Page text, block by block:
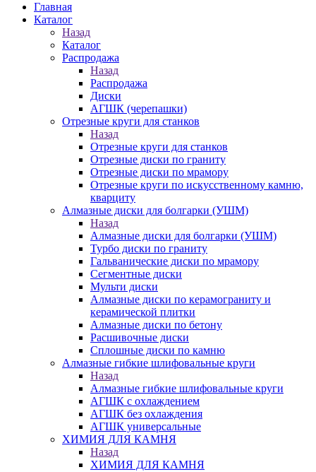
Главная
Каталог
Назад
Каталог
Распродажа
Назад
Распродажа
Диски
АГШК (черепашки)
Отрезные круги для станков
Назад
Отрезные круги для станков
Отрезные диски по граниту
Отрезные диски по мрамору
Отрезные круги по искусственному камню,
кварциту
Алмазные диски для болгарки (УШМ)
Назад
Алмазные диски для болгарки (УШМ)
Турбо диски по граниту
Гальванические диски по мрамору
Сегментные диски
Мульти диски
Алмазные диски по керамограниту и
керамической плитки
Алмазные диски по бетону
Расшивочные диски
Сплошные диски по камню
Алмазные гибкие шлифовальные круги
Назад
Алмазные гибкие шлифовальные круги
АГШК с охлаждением
АГШК без охлаждения
АГШК универсальные
ХИМИЯ ДЛЯ КАМНЯ
Назад
ХИМИЯ ДЛЯ КАМНЯ